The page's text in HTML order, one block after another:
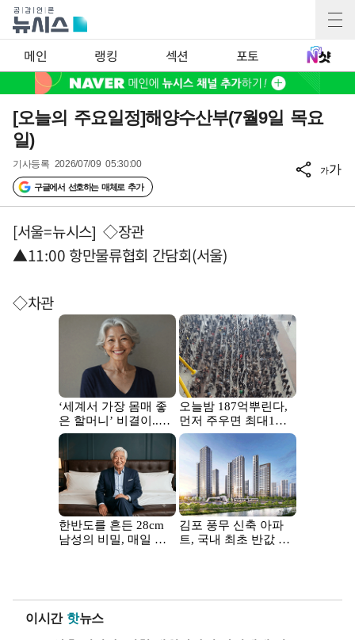
메인 랭킹 섹션 포토
[오늘의 주요일정]해양수산부(7월9일 목요
일)
기사등록 2026/07/09 05:30:00
구글에서 선호하는 매체로 추가
가가
[서울=뉴시스] ◇장관
▲11:00 항만물류협회 간담회(서울)
◇차관
이시간 핫뉴스